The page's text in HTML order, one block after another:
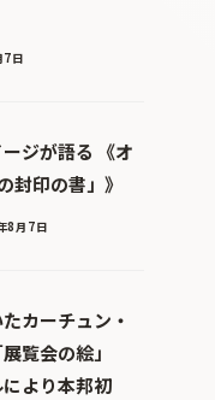
7日
ジが語る 《オ
封印の書」》
8月7日
カーチュン・
覧会の絵」
より本邦初